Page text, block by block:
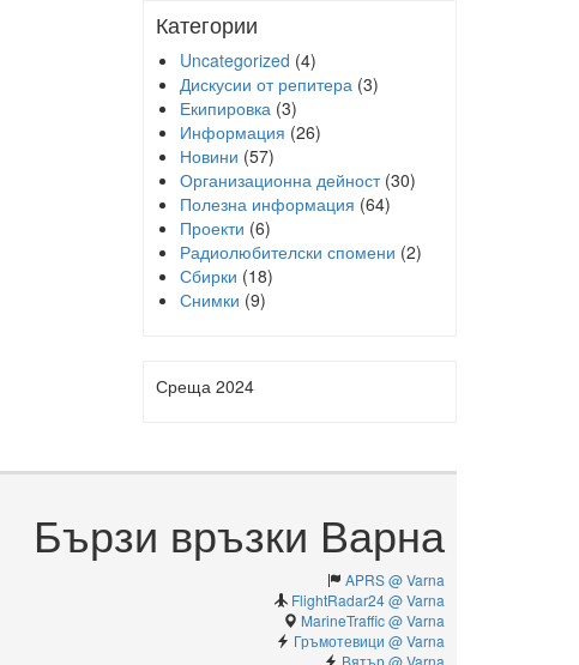
Категории
Uncategorized (4)
Дискусии от репитера(3)
Екипировка(3)
Информация (26)
Новини (57)
Организационна дейност(30)
Полезна информация (64)
Проекти (6)
Радиолюбителски спомени (2)
Сбирки (18)
Снимки (9)
Среща 2024
Бързи връзки Варна
APRS @ Varna
FlightRadar24 @ Varna
MarineTraffic @ Varna
Гръмотевици @ Varna
Вятър @ Varna